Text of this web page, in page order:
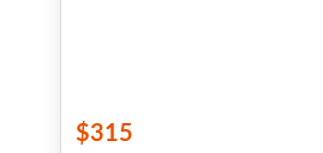
$315